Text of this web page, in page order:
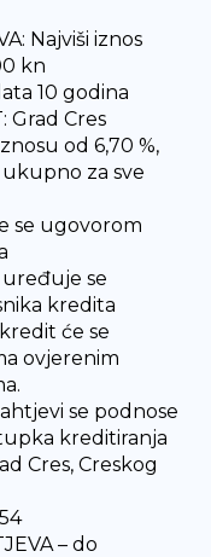
Najviši iznos
kn
10 godina
Grad Cres
od 6,70 %,
za sve
se ugovorom
uređuje se
kredita
kredit će se
ovjerenim
se podnose
kreditiranja
Cres, Creskog
– do